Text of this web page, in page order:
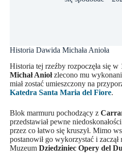
Historia Dawida Michała Anioła
Historia tej rzeźby rozpoczęła się
Michał Aniołzlecono mu
miał zostać umieszczony na
Katedra Santa Maria del Fiore.
Blok marmuru pochodzący z
przedstawiał pewne
przez co łatwo się kruszył. Mimo
postanowił go wykorzystać i
Muzeum Dziedziniec Opery del